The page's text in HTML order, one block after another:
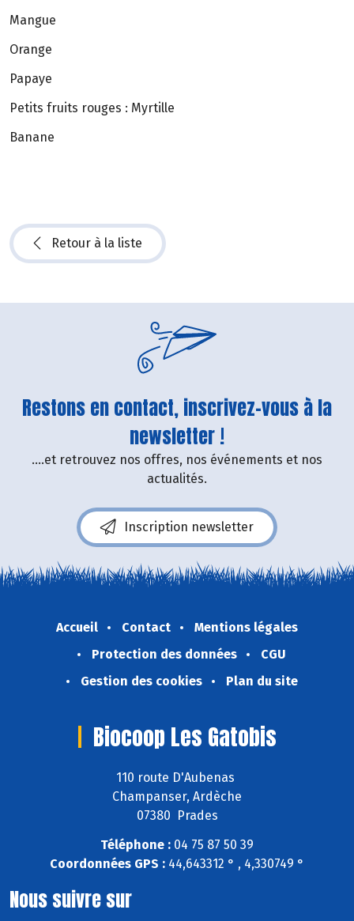
Mangue
Orange
Papaye
Petits fruits rouges : Myrtille
Banane
Retour à la liste
Restons en contact, inscrivez-vous à la
newsletter !
....et retrouvez nos offres, nos événements et nos
actualités.
Inscription newsletter
Accueil Contact
Mentions légales
Protection des données
CGU
Gestion des cookies
Plan du site
Biocoop Les Gatobis
110 route D'Aubenas
Champanser, Ardèche
07380 Prades
Téléphone : 04 75 87 50 39
Coordonnées GPS : 44,643312 ° , 4,330749 °
Nous suivre sur